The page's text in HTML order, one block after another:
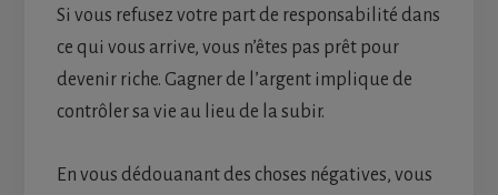
Si vous refusez votre part de responsabilité dans
ce qui vous arrive, vous n’êtes pas prêt pour
devenir riche. Gagner de l’argent implique de
contrôler sa vie au lieu de la subir.
En vous dédouanant des choses négatives, vous